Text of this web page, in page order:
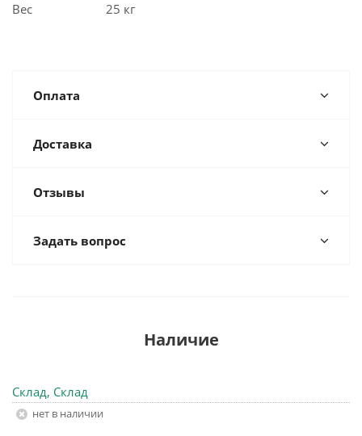
Вес
25 кг
Оплата
Доставка
Отзывы
Задать вопрос
Наличие
Склад, Склад
Нет в наличии